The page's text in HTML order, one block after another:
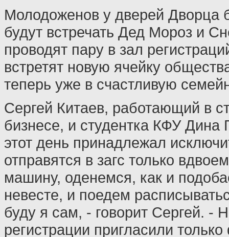
Молодоженов у дверей Дворца
будут встречать Дед Мороз и
проводят пару в зал
встретят новую ячейку
теперь уже в счастливую
Сергей Китаев, работающий в
бизнесе, и студентка КФУ Дина
этот день принадлежал
отправятся в загс только
машину, оденемся, как и
невесте, и поедем
буду я сам, - говорит Сергей. -
регистрации пригласили